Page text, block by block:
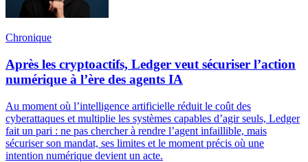
Chronique
Après les cryptoactifs, Ledger veut sécuriser l’action
numérique à l’ère des agents IA
Au moment où l’intelligence artificielle réduit le coût des
cyberattaques et multiplie les systèmes capables d’agir seuls, Ledger
fait un pari : ne pas chercher à rendre l’agent infaillible, mais
sécuriser son mandat, ses limites et le moment précis où une
intention numérique devient un acte.